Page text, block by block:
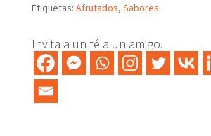
Etiquetas: Afrutados, Sabores
Invita a un té a un amigo.